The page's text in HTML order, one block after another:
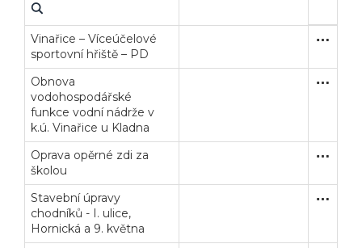
Vinařice – Víceúčelové
sportovní hřiště – PD
Služby
Obnova
vodohospodářské
funkce vodní nádrže v
k.ú. Vinařice u Kladna
Oprava opěrné zdi za
školou
Stavební úpravy
chodníků - I. ulice,
Hornická a 9. května